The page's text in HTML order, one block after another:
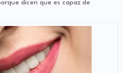
dicen que es capaz de